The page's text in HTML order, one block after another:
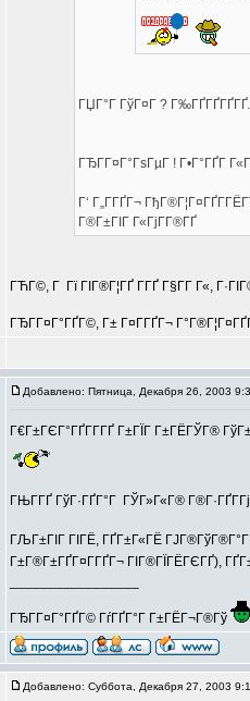
ГЏГ°Г ГўГ¤Г ?
ГЂГ­Г¤Г°ГѕГµГ ! Г•Г°ГҐГ­
Г‘ Г„Г­ГҐГ¬
Г®Г±ГІГ Г«ГјГ­Г®ГҐ
ГЋГ©, Г Гї ГІГ®Г¦ГҐ Г­ГҐ Г§Г­Г Г«,
ГЂГ­Г¤Г°ГҐГ©, Г± Г¤Г­ГҐГ¬
Добавлено: Пятница, Декабря 26, 2003
Г€Г±ГЄГ°ГҐГ­Г­ГҐ Г±ГЇГ Г±ГЁГЎГ®
ГЊГ­ГҐ ГўГ·ГҐГ°Г ГЎГ»Г«Г®
ГЉГ±ГІГ ГІГЁ, ГҐГ±Г«ГЁ
Г±Г®Г±ГҐГ¤Г­ГҐГ¬ ГІГ®ГЇГЁГЄГҐ),
ГЂГ­Г¤Г°ГҐГ© ГѓГҐГ°Г Г±ГЁГ¬Г®Гў
Добавлено: Суббота, Декабря 27, 2003